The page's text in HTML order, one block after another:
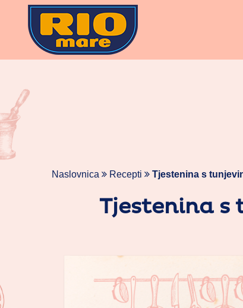
vsebino
Naslovnica Recepti Tjestenina s
Tjestenina